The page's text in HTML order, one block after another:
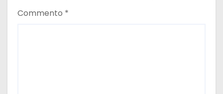
Commento *